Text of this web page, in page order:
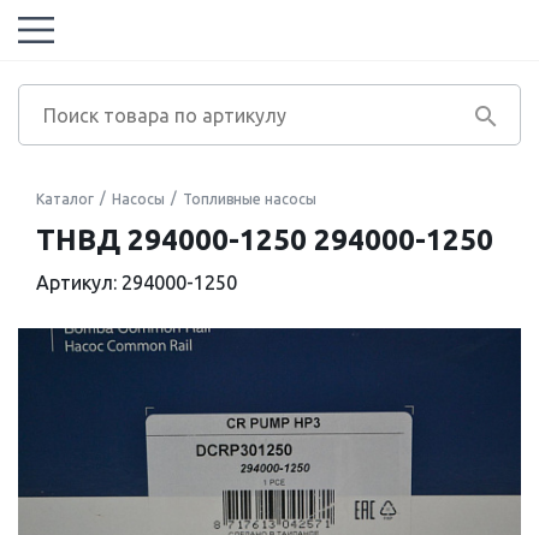
Каталог Насосы Топливные насосы
ТНВД 294000-1250 294000-1250
Артикул: 294000-1250